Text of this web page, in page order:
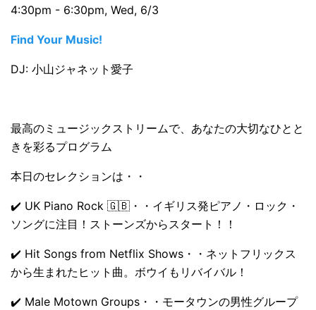
4:30pm - 6:30pm, Wed, 6/3
Find Your Music!
DJ: 小山ジャネット愛子
最高のミュージックストリームで、あなたの大切なひとと
きを彩るプログラム
本日のセレクションは・・
✔️ UK Piano Rock 🇬🇧・・イギリス発ピアノ・ロック・
ソングに注目！ストーンズからスタート！！
✔️ Hit Songs from Netflix Shows・・ネットフリックス
から生まれたヒット曲。ボウイもリバイバル！
✔️ Male Motown Groups・・モータウンの男性グループ